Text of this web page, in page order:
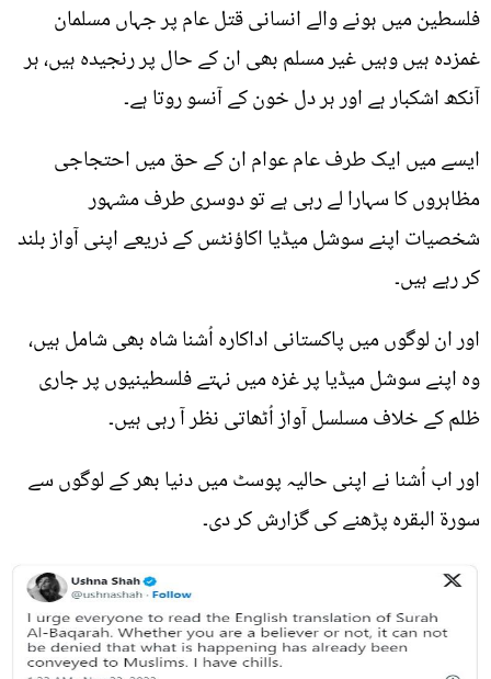
فلسطین میں ہونے والے انسانی قتل عام پر جہاں مسلمان
غمزدہ ہیں وہیں غیر مسلم بھی ان کے حال پر رنجیدہ ہیں، ہر
آنکھ اشکبار ہے اور ہر دل خون کے آنسو روتا ہے۔
ایسے میں ایک طرف عام عوام ان کے حق میں احتجاجی
مظاہروں کا سہارا لے رہی ہے تو دوسری طرف مشہور
شخصیات اپنے سوشل میڈیا اکاؤنٹس کے ذریعے اپنی آواز بلند
کر رہے ہیں۔
اور ان لوگوں میں پاکستانی اداکارہ اُشنا شاہ بھی شامل ہیں،
وہ اپنے سوشل میڈیا پر غزہ میں نہتے فلسطینیوں پر جاری
ظلم کے خلاف مسلسل آواز اُٹھاتی نظر آ رہی ہیں۔
اور اب اُشنا نے اپنی حالیہ پوسٹ میں دنیا بھر کے لوگوں سے
سورۃ البقرہ پڑھنے کی گزارش کر دی۔